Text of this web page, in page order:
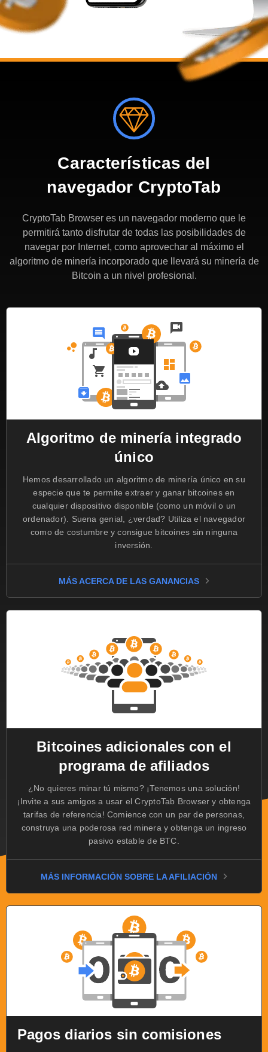
Características del
navegador CryptoTab
CryptoTab Browser es un navegador moderno que le
permitirá tanto disfrutar de todas las posibilidades de
navegar por Internet, como aprovechar al máximo el
algoritmo de minería incorporado que llevará su minería de
Bitcoin a un nivel profesional.
Algoritmo de minería integrado
único
Hemos desarrollado un algoritmo de minería único en su
especie que te permite extraer y ganar bitcoines en
cualquier dispositivo disponible (como un móvil o un
ordenador). Suena genial, ¿verdad? Utiliza el navegador
como de costumbre y consigue bitcoines sin ninguna
inversión.
MÁS ACERCA DE LAS GANANCIAS
Bitcoines adicionales con el
programa de afiliados
¿No quieres minar tú mismo? ¡Tenemos una solución!
¡Invite a sus amigos a usar el CryptoTab Browser y obtenga
tarifas de referencia! Comience con un par de personas,
construya una poderosa red minera y obtenga un ingreso
pasivo estable de BTC.
MÁS INFORMACIÓN SOBRE LA AFILIACIÓN
Pagos diarios sin comisiones